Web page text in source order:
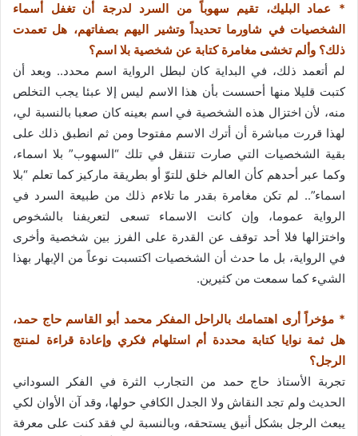
* عماد البليك، تقيم سهوباً من السرد لدرجة أن تغفل أسماء
الشخصيات في شاورما تحديداً وتشير اليهم بصفاتهم، هل تعمدت
ذلك؟ وألم تخشى مغامرة كتابة عن شخصية بلا اسم؟
لم أتعمد ذلك، في البداية كان لبطل الرواية اسم محدد.. وبعد أن
كتبت قليلا منها أحسست بأن هذا الاسم ليس إلا عبئا يجب التخلص
منه، لأن اختزال هذه الشخصية في اسم بعينه كان صعبا بالنسبة لي،
لهذا قررت مباشرة أن أترك الاسم مفتوحا ومن ثم انطبق ذلك على
بقية الشخصيات التي صارت تتنقل في تلك “السهوب” بلا اسماء،
وكما عبر أحدهم كأن العالم خلق للتوّ أو بطريقة ماركيز كما تعلم “بلا
اسماء”.. لم تكن مغامرة بقدر ما تلاءم ذلك من طبيعة السرد في
الرواية عموما، وإن كانت الاسماء تسعى لتعريفنا بالشخوص
واختزالها فلا أحد توقف عن القدرة على الفرز بين شخصية وأخرى
في الرواية، بل ما حدث أن الشخصيات اكتسبت نوعاً من الإبهار بهذا
الشيء كما سمعت من كثيرين.
* مؤخراً أرى اهتمامك بالراحل المفكر محمد أبو القاسم حاج حمد،
هل ثمة نوايا كتابة محددة أم استلهام فكري وإعادة قراءة لمنتج
الرجل؟
تجربة الأستاذ حاج حمد من التجارب الثرة في الفكر السوداني
الحديث ولم تجد النقاش ولا الجدل الكافي حولها، وقد آن الأوان لكي
يبعث الرجل بشكل أنيق يستحقه، وبالنسبة لي فقد كنت على معرفة